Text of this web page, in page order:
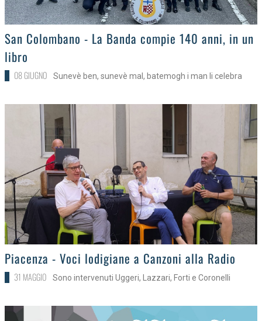
>
San Colombano - La Banda compie 140 anni, in un
libro
08 GIUGNO Sunevè ben, sunevè mal, batemogh i man li celebra
>
Piacenza - Voci lodigiane a Canzoni alla Radio
31 MAGGIO Sono intervenuti Uggeri, Lazzari, Forti e Coronelli